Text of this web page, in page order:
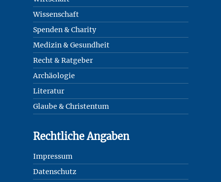
Wissenschaft
Spenden & Charity
Medizin & Gesundheit
Recht & Ratgeber
Archäologie
Literatur
Glaube & Christentum
Rechtliche Angaben
Impressum
Datenschutz